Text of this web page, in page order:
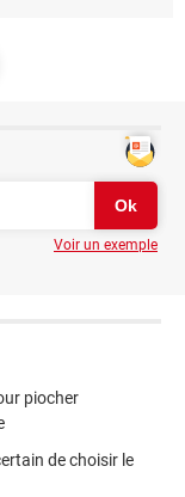
Voir un exemple
piocher
de choisir le